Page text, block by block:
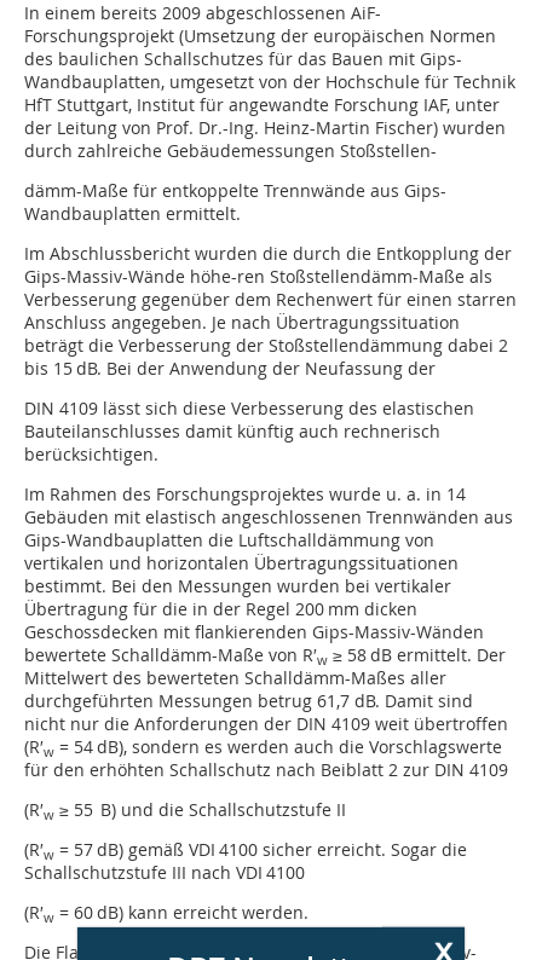
In einem bereits 2009 abgeschlossenen AiF-
Forschungsprojekt (Umsetzung der europäischen Normen
des baulichen Schallschutzes für das Bauen mit Gips-
Wandbauplatten, umgesetzt von der Hochschule für Technik
HfT Stuttgart, Institut für angewandte Forschung IAF, unter
der Leitung von Prof. Dr.-Ing. Heinz-Martin Fischer) wurden
durch zahlreiche Gebäudemessungen Stoßstellen-
dämm-Maße für entkoppelte Trennwände aus Gips-
Wandbauplatten ermittelt.
Im Abschlussbericht wurden die durch die Entkopplung der
Gips-Massiv-Wände höhe-ren Stoßstellendämm-Maße als
Verbesserung gegenüber dem Rechenwert für einen starren
Anschluss angegeben. Je nach Übertragungssituation
beträgt die Verbesserung der Stoßstellendämmung dabei 2
bis 15 dB. Bei der Anwendung der Neufassung der
DIN 4109 lässt sich diese Verbesserung des elastischen
Bauteilanschlusses damit künftig auch rechnerisch
berücksichtigen.
Im Rahmen des Forschungsprojektes wurde u. a. in 14
Gebäuden mit elastisch angeschlossenen Trennwänden aus
Gips-Wandbauplatten die Luftschalldämmung von
vertikalen und horizontalen Übertragungs­situationen
bestimmt. Bei den Messungen wurden bei vertikaler
Übertragung für die in der Regel 200 mm dicken
Geschossdecken mit flankierenden Gips-Massiv-Wänden
bewertete Schalldämm-Maße von R′w ≥ 58 dB ermittelt. Der
Mittelwert des bewerteten Schalldämm-Maßes aller
durchgeführten Messungen betrug 61,7 dB. Damit sind
nicht nur die Anforderungen der DIN 4109 weit übertroffen
(R′w = 54 dB), sondern es werden auch die Vorschlagswerte
für den erhöhten Schallschutz nach Beiblatt 2 zur DIN 4109
(R′w ≥ 55 B) und die Schallschutzstufe II
(R′w = 57 dB) gemäß VDI 4100 sicher erreicht. Sogar die
Schallschutzstufe III nach VDI 4100
(R′w = 60 dB) kann erreicht werden.
Die Flankendämm-Maße der entkoppelten Gips-Massiv-
x